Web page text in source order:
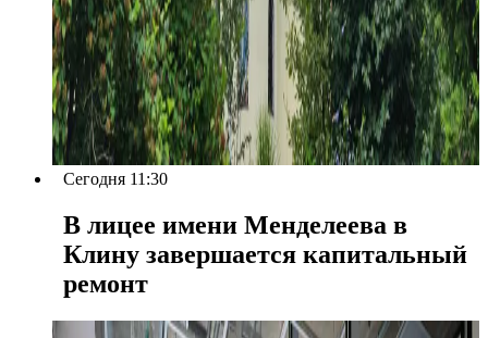
Сегодня 11:30
В лицее имени Менделеева в
Клину завершается капитальный
ремонт